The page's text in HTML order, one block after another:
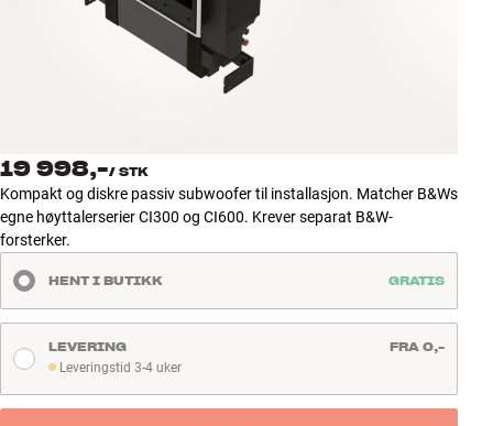
Tilbehør
INSPIRASJON
NYHETER
TILBUD
Kundeservice
Logg inn
Kundeservice
Bygg med lyd
19 998,-/ STK
Kompakt og diskre passiv subwoofer til installasjon. Matcher B&Ws
egne høyttalerserier CI300 og CI600. Krever separat B&W-
forsterker.
HENT I BUTIKK GRATIS
Leveringstid 3-4 uker
Leveringstid 3-4 uker
LEVERING FRA 0,-